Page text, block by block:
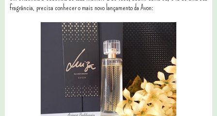
fragrância, precisa conhecer o mais novo lançamento da Avon: